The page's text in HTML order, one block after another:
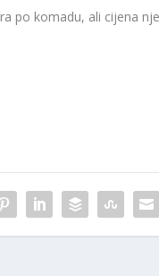
po komadu, ali cijena